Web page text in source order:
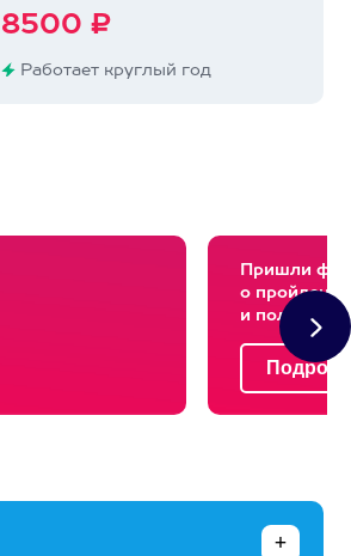
8500 ₽
Работает круглый год
Пришли
о
и получи